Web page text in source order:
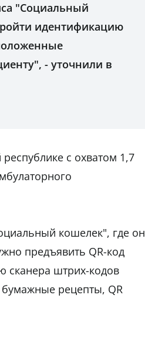
"Социальный
идентификацию
- уточнили в
с охватом 1,7
кошелек", где он
предъявить QR-код
сканера штрих-кодов
бумажные рецепты, QR